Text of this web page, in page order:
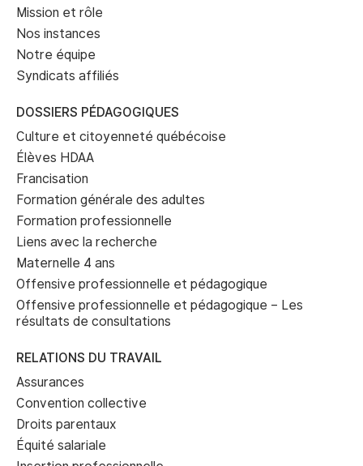
Mission et rôle
Nos instances
Notre équipe
Syndicats affiliés
DOSSIERS PÉDAGOGIQUES
Culture et citoyenneté québécoise
Élèves HDAA
Francisation
Formation générale des adultes
Formation professionnelle
Liens avec la recherche
Maternelle 4 ans
Offensive professionnelle et pédagogique
Offensive professionnelle et pédagogique – Les
résultats de consultations
RELATIONS DU TRAVAIL
Assurances
Convention collective
Droits parentaux
Équité salariale